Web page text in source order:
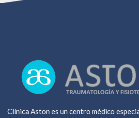
Clínica Aston es un centro médico